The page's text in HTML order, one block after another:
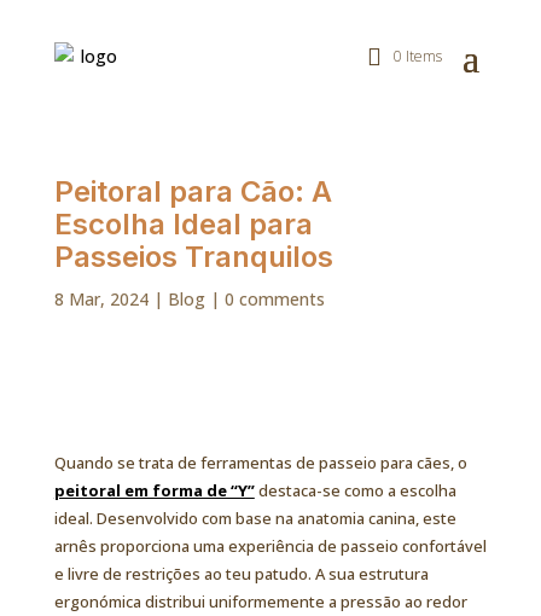
0 Items
Peitoral para Cão: A
Escolha Ideal para
Passeios Tranquilos
8 Mar, 2024| Blog| 0 comments
Quando se trata de ferramentas de passeio para cães, o
peitoral em forma de “Y”destaca-se como a escolha
ideal. Desenvolvido com base na anatomia canina, este
arnês proporciona uma experiência de passeio confortável
e livre de restrições ao teu patudo. A sua estrutura
ergonómica distribui uniformemente a pressão ao redor